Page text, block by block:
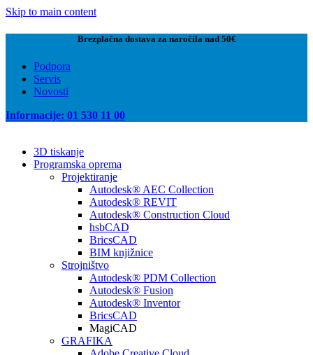
Skip to main content
Brezplačna dostava za naročila nad 50€
Podpora
Servis
Novosti
Informacije: 01 530 11 00
3D tiskanje
Programska oprema
Projektiranje
Autodesk® AEC Collection
Autodesk® REVIT
Autodesk® Construction Cloud
hsbCAD
BricsCAD
BIM knjižnice
Strojništvo
Autodesk® PDM Collection
Autodesk® Fusion
Autodesk® Inventor
BricsCAD
MagiCAD
GRAFIKA